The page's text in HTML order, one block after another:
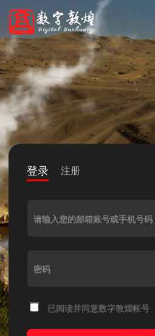
登录 注册
请输入您的邮箱账号或手机号码
密码
已阅读并同意数字敦煌帐号